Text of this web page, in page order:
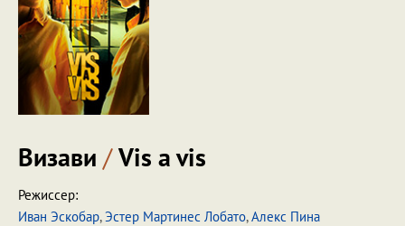
Визави /Vis a vis
Режиссер:
Иван Эскобар,Эстер Мартинес Лобато,Алекс Пина